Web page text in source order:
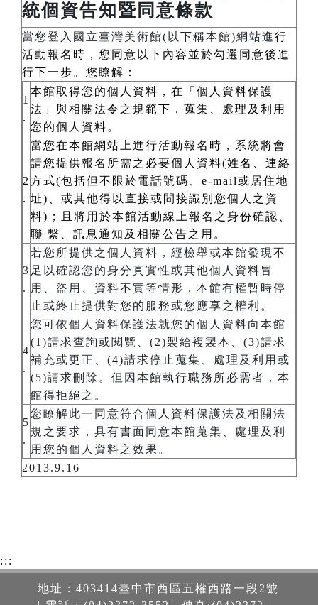
統個資告知暨同意條款
當您登入國立臺灣美術館(以下稱本館)網站進行
活動報名時，您同意以下內容並於勾選同意後進
行下一步。您瞭解：
1
.
本館取得您的個人資料，在「個人資料保護
法」與相關法令之規範下，蒐集、處理及利用
您的個人資料。
2
.
當您在本館網站上進行活動報名時，系統將會
請您提供報名所需之必要個人資料(姓名、連絡
方式(包括但不限於電話號碼、e-mail或居住地
址)、或其他得以直接或間接識別您個人之資
料)；且將用於本館活動線上報名之身份確認、
聯 繫、訊息通知及相關公告之用。
3
.
若您所提供之個人資料，經檢舉或本館發現不
足以確認您的身分真實性或其他個人資料冒
用、盜用、資料不實等情形，本館有權暫時停
止或終止提供對您的服務或您應享之權利。
4
.
您可依個人資料保護法就您的個人資料向本館
(1)請求查詢或閱覽、(2)製給複製本、(3)請求
補充或更正、(4)請求停止蒐集、處理及利用或
(5)請求刪除。但因本館執行職務所必需者，本
館得拒絕之。
5
.
您瞭解此一同意符合個人資料保護法及相關法
規之要求，具有書面同意本館蒐集、處理及利
用您的個人資料之效果。
2013.9.16
:::
地址：403414臺中市西區五權西路一段2號